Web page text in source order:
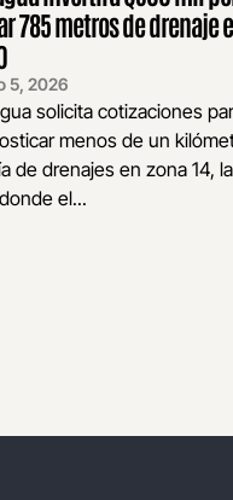
785 metros de drenaje
5, 2026
solicita cotizaciones
menos de un
de drenajes en zona 14,
el...